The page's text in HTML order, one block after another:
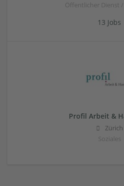
Öffentlicher Dienst
13 Jobs
Profil Arbeit &
Zürich
Soziales